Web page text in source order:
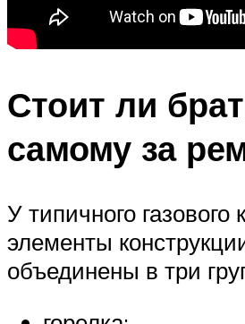
Стоит ли
самому за
У типичного газового
элементы
объединены в три